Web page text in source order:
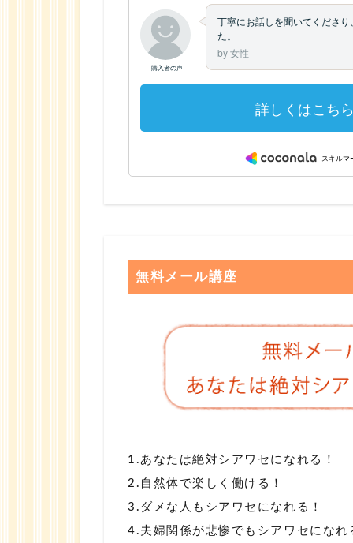
無料メール講座
1.あなたは絶対シアワセになれる！
2.自然体で楽しく働ける！
3.ダメな人もシアワセになれる！
4.夫婦関係が悲惨でもシアワセになれ